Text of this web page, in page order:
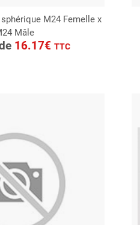
M24 Femelle x
Mâle
16.17€ TTC
de devis